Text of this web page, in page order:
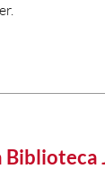
Biblioteca